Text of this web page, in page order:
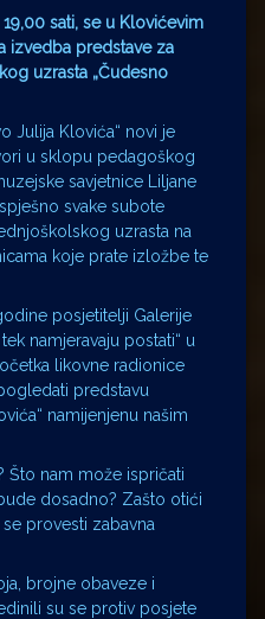
sati, se u Klovićevim
izvedba predstave za
uzrasta „Čudesno
Julija Klovića“ novi je
u sklopu pedagoškog
savjetnice Liljane
svake subote
uzrasta na
koje prate izložbe te
posjetitelji Galerije
namjeravaju postati“ u
likovne radionice
predstavu
namijenjenu našim
Što nam može ispričati
dosadno? Zašto otići
provesti zabavna
brojne obaveze i
su se protiv posjete